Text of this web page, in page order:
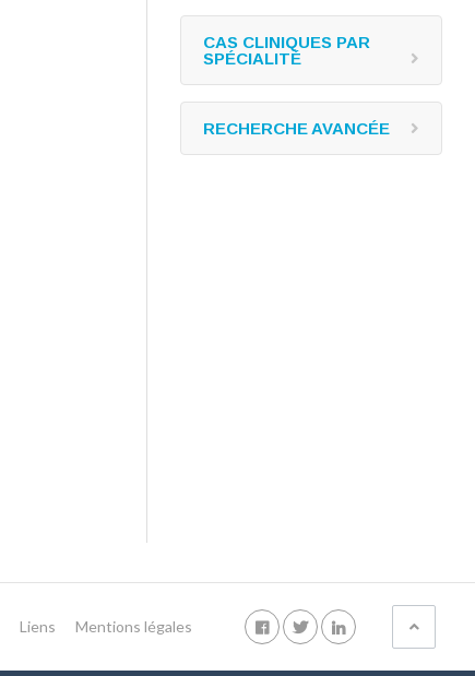
CAS CLINIQUES PAR
SPÉCIALITÉ
RECHERCHE AVANCÉE
Liens Mentions légales